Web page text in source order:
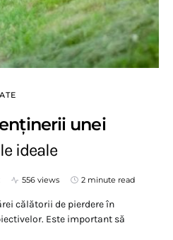
unei
ideale
556 views 2 minute read
călătorii de pierdere în
Este important să